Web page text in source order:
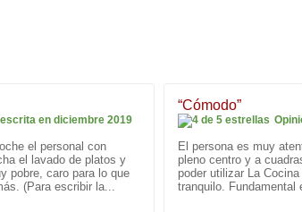
en diciembre 2019
el personal con
el lavado de platos y
pobre, caro para lo que
(Para escribir la...
“Cómodo”
El persona es muy
pleno centro y a
poder utilizar La
tranquilo. Fundamental